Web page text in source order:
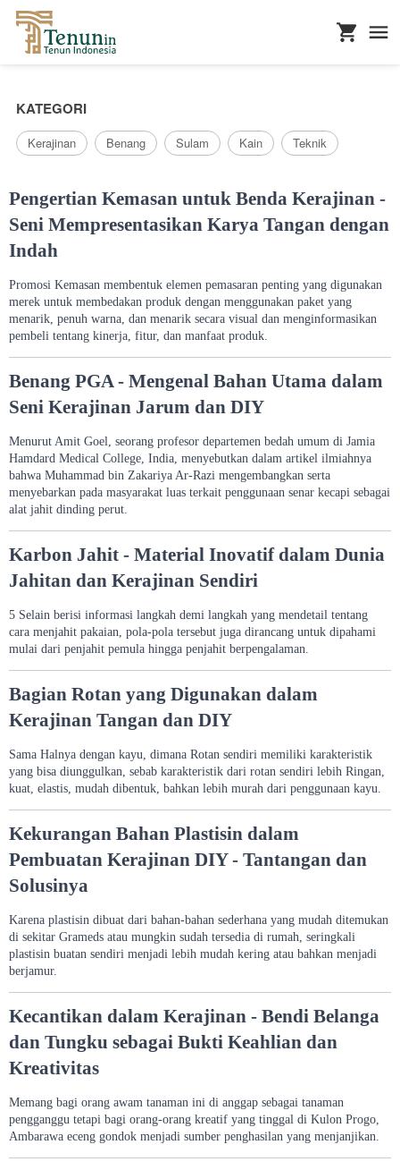
KATEGORI
Kerajinan Benang Sulam Kain Teknik
Pengertian Kemasan untuk Benda Kerajinan -
Seni Mempresentasikan Karya Tangan dengan
Indah
Promosi Kemasan membentuk elemen pemasaran penting yang digunakan
merek untuk membedakan produk dengan menggunakan paket yang
menarik, penuh warna, dan menarik secara visual dan menginformasikan
pembeli tentang kinerja, fitur, dan manfaat produk.
Benang PGA - Mengenal Bahan Utama dalam
Seni Kerajinan Jarum dan DIY
Menurut Amit Goel, seorang profesor departemen bedah umum di Jamia
Hamdard Medical College, India, menyebutkan dalam artikel ilmiahnya
bahwa Muhammad bin Zakariya Ar-Razi mengembangkan serta
menyebarkan pada masyarakat luas terkait penggunaan senar kecapi sebagai
alat jahit dinding perut.
Karbon Jahit - Material Inovatif dalam Dunia
Jahitan dan Kerajinan Sendiri
5 Selain berisi informasi langkah demi langkah yang mendetail tentang
cara menjahit pakaian, pola-pola tersebut juga dirancang untuk dipahami
mulai dari penjahit pemula hingga penjahit berpengalaman.
Bagian Rotan yang Digunakan dalam
Kerajinan Tangan dan DIY
Sama Halnya dengan kayu, dimana Rotan sendiri memiliki karakteristik
yang bisa diunggulkan, sebab karakteristik dari rotan sendiri lebih Ringan,
kuat, elastis, mudah dibentuk, bahkan lebih murah dari penggunaan kayu.
Kekurangan Bahan Plastisin dalam
Pembuatan Kerajinan DIY - Tantangan dan
Solusinya
Karena plastisin dibuat dari bahan-bahan sederhana yang mudah ditemukan
di sekitar Grameds atau mungkin sudah tersedia di rumah, seringkali
plastisin buatan sendiri menjadi lebih mudah kering atau bahkan menjadi
berjamur.
Kecantikan dalam Kerajinan - Bendi Belanga
dan Tungku sebagai Bukti Keahlian dan
Kreativitas
Memang bagi orang awam tanaman ini di anggap sebagai tanaman
pengganggu tetapi bagi orang-orang kreatif yang tinggal di Kulon Progo,
Ambarawa eceng gondok menjadi sumber penghasilan yang menjanjikan.